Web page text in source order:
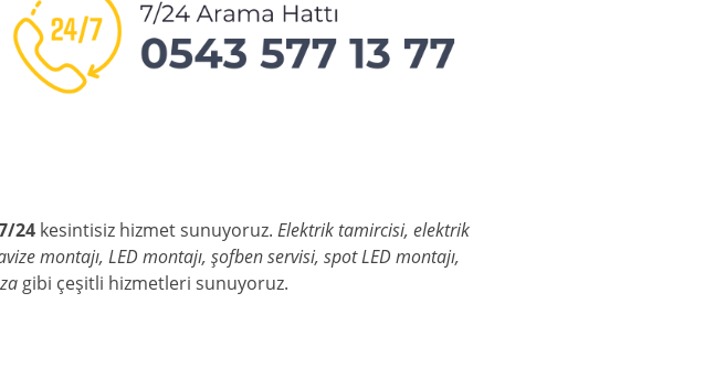
24 kesintisiz hizmet sunuyoruz. Elektrik tamircisi, elektrik
montajı, LED montajı, şofben servisi, spot LED montajı,
gibi çeşitli hizmetleri sunuyoruz.